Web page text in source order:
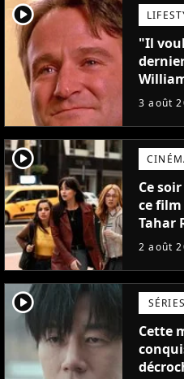
player2
"Il
sa
2039,
inédits
3 août
player2
Ce
ce
Tahar
pour
France
2 août
player2 SÉRIES
Cette